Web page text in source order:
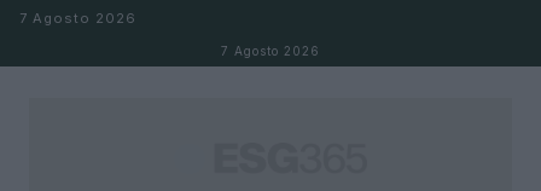
Salta al contenuto
7 Agosto 2026
7 Agosto 2026